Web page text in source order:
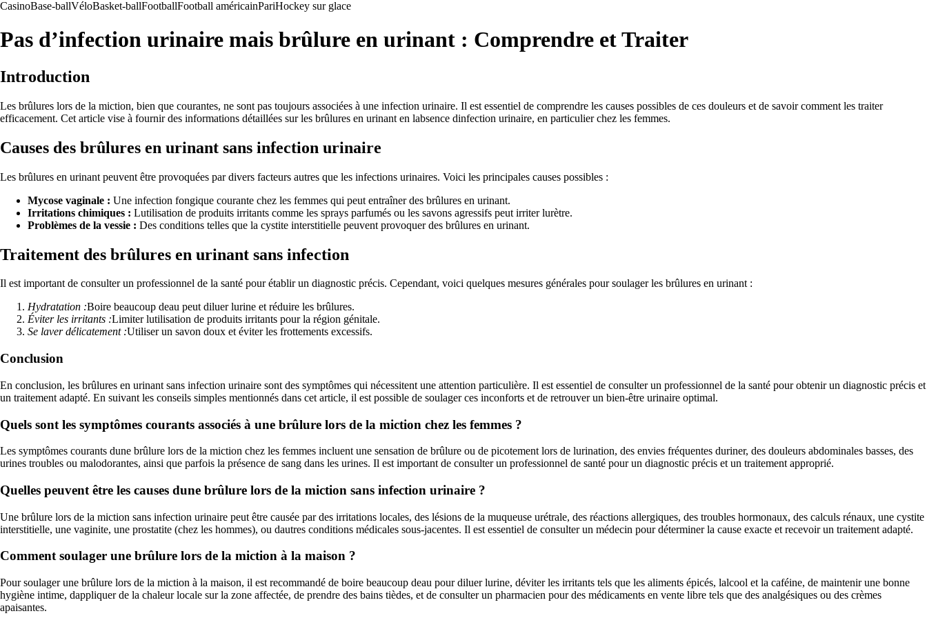
CasinoBase-ballVéloBasket-ballFootballFootball américainPariHockey sur glace
Pas d’infection urinaire mais brûlure en urinant : Comprendre et Traiter
Introduction
Les brûlures lors de la miction, bien que courantes, ne sont pas toujours associées à une infection urinaire. Il est essentiel de comprendre les causes possibles de ces douleurs et de savoir comment les traiter
efficacement. Cet article vise à fournir des informations détaillées sur les brûlures en urinant en labsence dinfection urinaire, en particulier chez les femmes.
Causes des brûlures en urinant sans infection urinaire
Les brûlures en urinant peuvent être provoquées par divers facteurs autres que les infections urinaires. Voici les principales causes possibles :
Mycose vaginale : Une infection fongique courante chez les femmes qui peut entraîner des brûlures en urinant.
Irritations chimiques : Lutilisation de produits irritants comme les sprays parfumés ou les savons agressifs peut irriter lurètre.
Problèmes de la vessie : Des conditions telles que la cystite interstitielle peuvent provoquer des brûlures en urinant.
Traitement des brûlures en urinant sans infection
Il est important de consulter un professionnel de la santé pour établir un diagnostic précis. Cependant, voici quelques mesures générales pour soulager les brûlures en urinant :
Hydratation :Boire beaucoup deau peut diluer lurine et réduire les brûlures.
Éviter les irritants :Limiter lutilisation de produits irritants pour la région génitale.
Se laver délicatement :Utiliser un savon doux et éviter les frottements excessifs.
Conclusion
En conclusion, les brûlures en urinant sans infection urinaire sont des symptômes qui nécessitent une attention particulière. Il est essentiel de consulter un professionnel de la santé pour obtenir un diagnostic précis et
un traitement adapté. En suivant les conseils simples mentionnés dans cet article, il est possible de soulager ces inconforts et de retrouver un bien-être urinaire optimal.
Quels sont les symptômes courants associés à une brûlure lors de la miction chez les femmes ?
Les symptômes courants dune brûlure lors de la miction chez les femmes incluent une sensation de brûlure ou de picotement lors de lurination, des envies fréquentes duriner, des douleurs abdominales basses, des
urines troubles ou malodorantes, ainsi que parfois la présence de sang dans les urines. Il est important de consulter un professionnel de santé pour un diagnostic précis et un traitement approprié.
Quelles peuvent être les causes dune brûlure lors de la miction sans infection urinaire ?
Une brûlure lors de la miction sans infection urinaire peut être causée par des irritations locales, des lésions de la muqueuse urétrale, des réactions allergiques, des troubles hormonaux, des calculs rénaux, une cystite
interstitielle, une vaginite, une prostatite (chez les hommes), ou dautres conditions médicales sous-jacentes. Il est essentiel de consulter un médecin pour déterminer la cause exacte et recevoir un traitement adapté.
Comment soulager une brûlure lors de la miction à la maison ?
Pour soulager une brûlure lors de la miction à la maison, il est recommandé de boire beaucoup deau pour diluer lurine, déviter les irritants tels que les aliments épicés, lalcool et la caféine, de maintenir une bonne
hygiène intime, dappliquer de la chaleur locale sur la zone affectée, de prendre des bains tièdes, et de consulter un pharmacien pour des médicaments en vente libre tels que des analgésiques ou des crèmes
apaisantes.